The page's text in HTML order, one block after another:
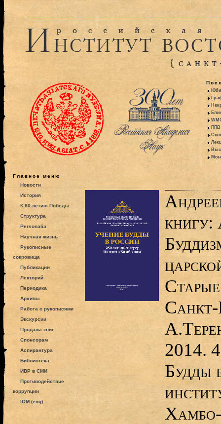
ППВ
Главное меню
Новости
История
К 80-летию Победы
Структура
Personalia
Научная жизнь
Рукописные
сокровища
Публикации
Лекторий
Периодика
Архивы
Работа с рукописями
Экскурсии
Продажа книг
Спонсорам
Аспирантура
Библиотека
ИВР в СМИ
Противодействие
коррупции
IOM (eng)
книгу:
Санкт-
2014.
Будды